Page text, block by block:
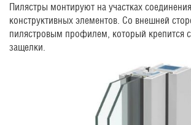
Пилястры монтируют на участках
конструктивных элементов. Со внешней
пилястровым профилем, который крепится
защелки.